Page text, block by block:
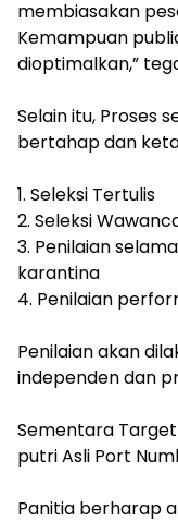
membiasakan
Kemampuan
dioptimalkan,”
‎Selain itu, Proses
bertahap dan
‎1. Seleksi Tertulis
‎2. Seleksi
‎3. Penilaian
karantina
‎4. Penilaian
‎Penilaian akan
independen dan
‎Sementara
putri Asli Port
‎Panitia berharap